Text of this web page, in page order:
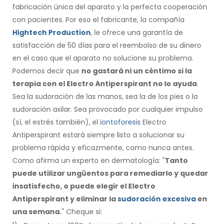
fabricación única del aparato y la perfecta cooperación
con pacientes. Por eso el fabricante, la compañía
Hightech Production, le ofrece una garantía de
satisfacción de 50 días para el reembolso de su dinero
en el caso que el aparato no solucione su problema.
Podemos decir que no gastará ni un céntimo si la
terapia con el Electro Antiperspirant no lo ayuda.
Sea la sudoración de las manos, sea la de los pies o la
sudoración axilar. Sea provocado por cualquier impulso
(sí, el estrés también), el iontoforesis Electro
Antiperspirant estará siempre listo a solucionar su
problema rápida y eficazmente, como nunca antes.
Como afirma un experto en dermatología: "Tanto
puede utilizar ungüentos para remediarlo y quedar
insatisfecho, o puede elegir el Electro
Antiperspirant y eliminar lasudoración excesiva en
una semana." Cheque si: